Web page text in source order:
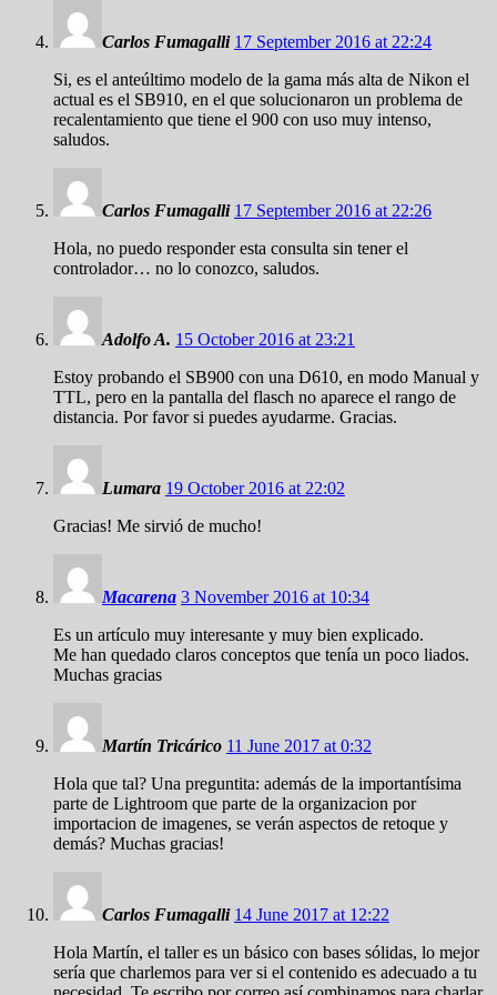
Carlos Fumagalli 17 September 2016 at 22:24
Si, es el anteúltimo modelo de la gama más alta de Nikon el
actual es el SB910, en el que solucionaron un problema de
recalentamiento que tiene el 900 con uso muy intenso,
saludos.
Carlos Fumagalli 17 September 2016 at 22:26
Hola, no puedo responder esta consulta sin tener el
controlador… no lo conozco, saludos.
Adolfo A. 15 October 2016 at 23:21
Estoy probando el SB900 con una D610, en modo Manual y
TTL, pero en la pantalla del flasch no aparece el rango de
distancia. Por favor si puedes ayudarme. Gracias.
Lumara 19 October 2016 at 22:02
Gracias! Me sirvió de mucho!
Macarena 3 November 2016 at 10:34
Es un artículo muy interesante y muy bien explicado.
Me han quedado claros conceptos que tenía un poco liados.
Muchas gracias
Martín Tricárico 11 June 2017 at 0:32
Hola que tal? Una preguntita: además de la importantísima
parte de Lightroom que parte de la organizacion por
importacion de imagenes, se verán aspectos de retoque y
demás? Muchas gracias!
Carlos Fumagalli 14 June 2017 at 12:22
Hola Martín, el taller es un básico con bases sólidas, lo mejor
sería que charlemos para ver si el contenido es adecuado a tu